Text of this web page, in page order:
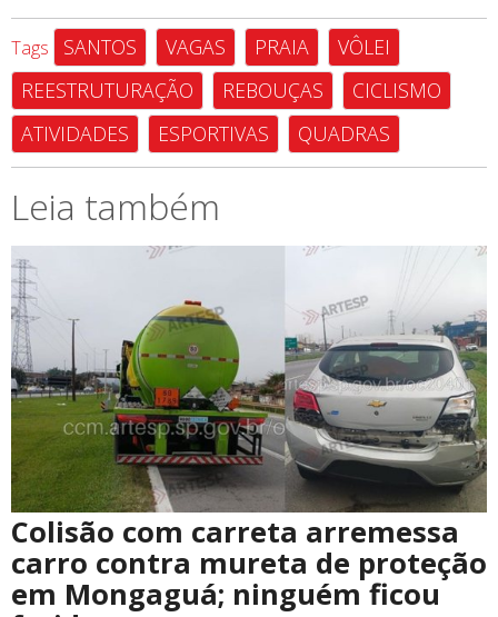
Tags SANTOS VAGAS PRAIA
VÔLEI
REESTRUTURAÇÃO
REBOUÇAS
CICLISMO
ATIVIDADES
ESPORTIVAS QUADRAS
Leia também
Colisão com carreta arremessa
carro contra mureta de proteção
em Mongaguá; ninguém ficou